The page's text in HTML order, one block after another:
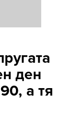
ден
а тя